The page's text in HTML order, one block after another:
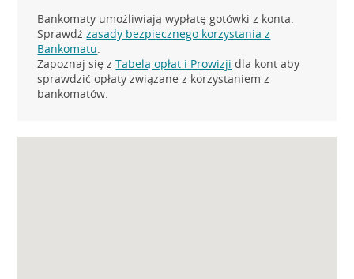
Bankomaty umożliwiają wypłatę gotówki z konta.
Sprawdźzasady bezpiecznego korzystania z
Bankomatu.
Zapoznaj się zTabelą opłat i Prowizji dla kont aby
sprawdzić opłaty związane z korzystaniem z
bankomatów.